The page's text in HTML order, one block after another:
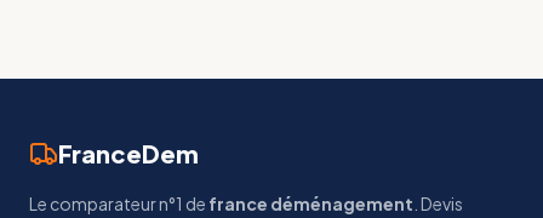
FranceDem
Le comparateur n°1 de france déménagement . Devis